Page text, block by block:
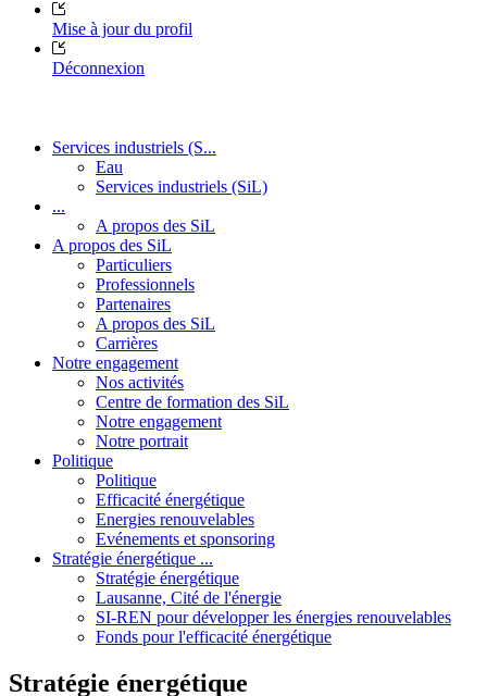
Mise à jour du profil
Déconnexion
Services industriels (S...
Eau
Services industriels (SiL)
...
A propos des SiL
A propos des SiL
Particuliers
Professionnels
Partenaires
A propos des SiL
Carrières
Notre engagement
Nos activités
Centre de formation des SiL
Notre engagement
Notre portrait
Politique
Politique
Efficacité énergétique
Energies renouvelables
Evénements et sponsoring
Stratégie énergétique ...
Stratégie énergétique
Lausanne, Cité de l'énergie
SI-REN pour développer les énergies renouvelables
Fonds pour l'efficacité énergétique
Stratégie énergétique